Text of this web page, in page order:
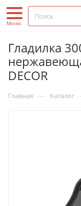
Гладилка
DECOR
Главная — Каталог